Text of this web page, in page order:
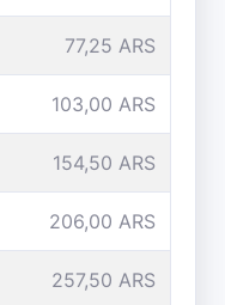
77,25 ARS
103,00 ARS
154,50 ARS
206,00 ARS
257,50 ARS